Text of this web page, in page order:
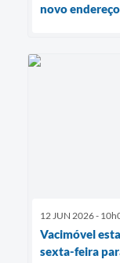
novo
12 JUN 2026 -
Vacimóvel
sexta-feira